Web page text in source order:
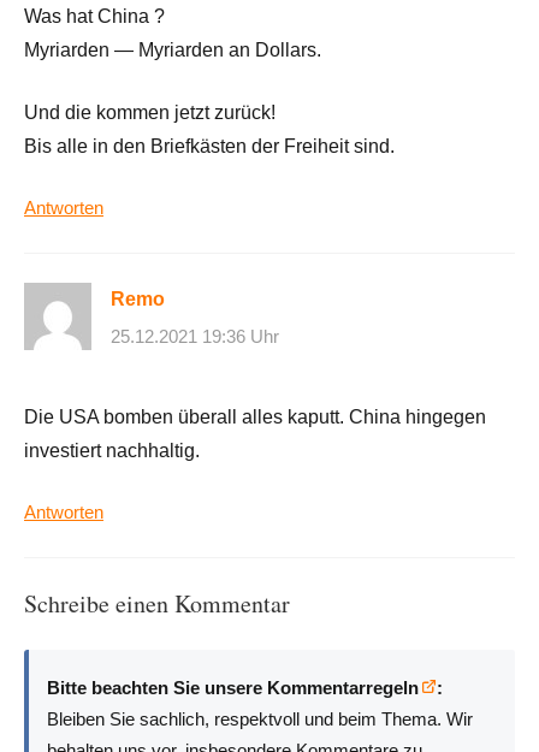
Was hat China ?
Myriarden — Myriarden an Dollars.
Und die kommen jetzt zurück!
Bis alle in den Briefkästen der Freiheit sind.
Antworten
Remo
25.12.2021 19:36 Uhr
Die USA bomben überall alles kaputt. China hingegen
investiert nachhaltig.
Antworten
Schreibe einen Kommentar
Bitte beachten Sie unsere Kommentarregeln
:
Bleiben Sie sachlich, respektvoll und beim Thema. Wir